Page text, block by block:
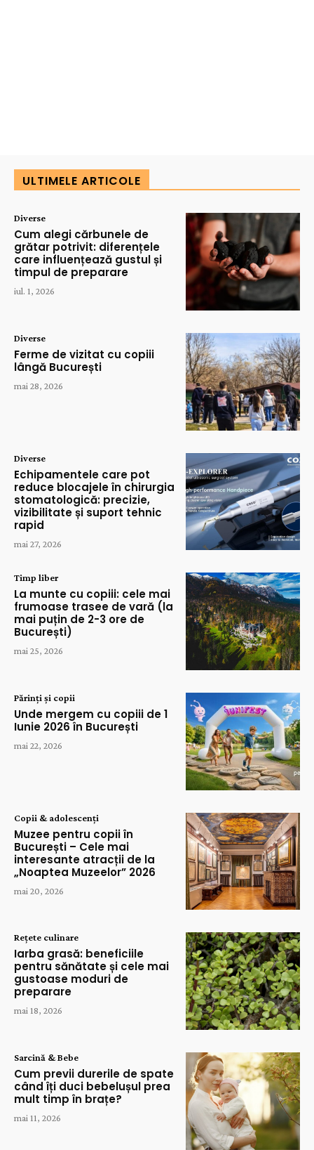
ULTIMELE ARTICOLE
Diverse
Cum alegi cărbunele de
grătar potrivit: diferențele
care influențează gustul și
timpul de preparare
iul. 1, 2026
Diverse
Ferme de vizitat cu copiii
lângă București
mai 28, 2026
Diverse
Echipamentele care pot
reduce blocajele în chirurgia
stomatologică: precizie,
vizibilitate și suport tehnic
rapid
mai 27, 2026
Timp liber
La munte cu copiii: cele mai
frumoase trasee de vară (la
mai puțin de 2-3 ore de
București)
mai 25, 2026
Părinți și copii
Unde mergem cu copiii de 1
Iunie 2026 în București
mai 22, 2026
Copii & adolescenți
Muzee pentru copii în
București – Cele mai
interesante atracții de la
„Noaptea Muzeelor” 2026
mai 20, 2026
Rețete culinare
Iarba grasă: beneficiile
pentru sănătate și cele mai
gustoase moduri de
preparare
mai 18, 2026
Sarcină & Bebe
Cum previi durerile de spate
când îți duci bebelușul prea
mult timp în brațe?
mai 11, 2026